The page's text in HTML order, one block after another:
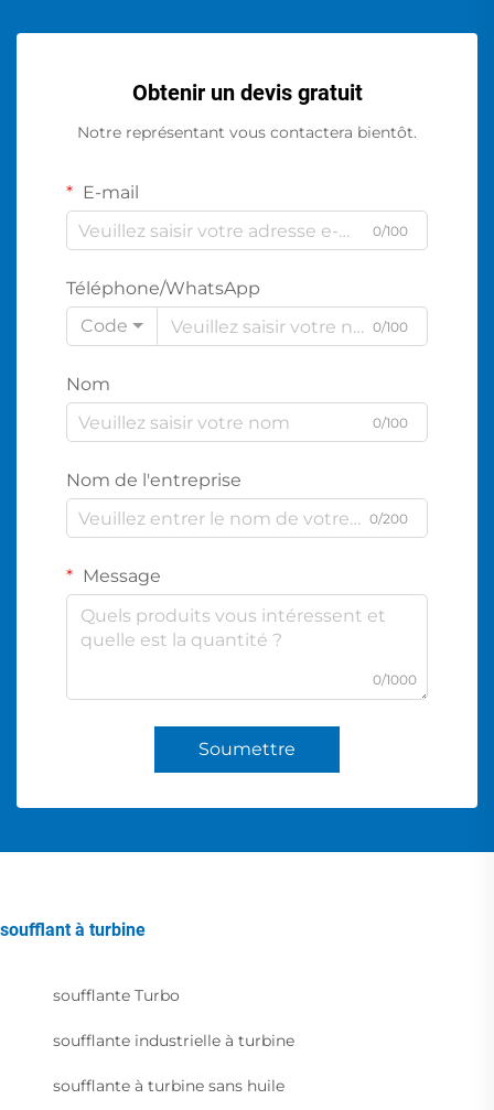
Obtenir un devis gratuit
Notre représentant vous contactera bientôt.
E-mail
0/100
Téléphone/WhatsApp
Code
0/100
Nom
0/100
Nom de l'entreprise
0/200
Message
0/1000
Soumettre
soufflant à turbine
soufflante Turbo
soufflante industrielle à turbine
soufflante à turbine sans huile